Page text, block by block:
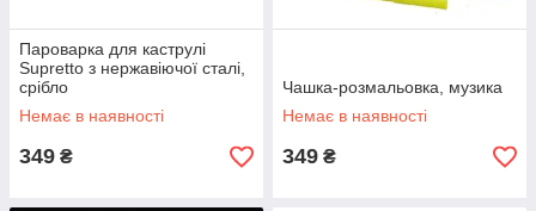
Пароварка для каструлі
Supretto з нержавіючої сталі,
срібло
Немає в наявності
349 ₴
Чашка-розмальовка, музика
Немає в наявності
349 ₴